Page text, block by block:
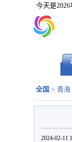
今天是2026
全国 > 青海
2024-02-11